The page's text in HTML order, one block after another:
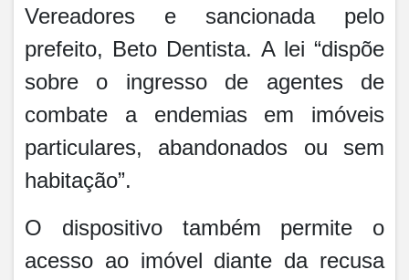
Vereadores e sancionada pelo
prefeito, Beto Dentista. A lei “dispõe
sobre o ingresso de agentes de
combate a endemias em imóveis
particulares, abandonados ou sem
habitação”.
O dispositivo também permite o
acesso ao imóvel diante da recusa